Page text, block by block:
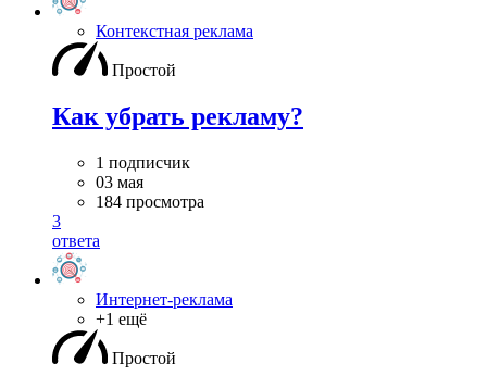
Контекстная реклама
Простой
Как убрать рекламу?
1 подписчик
03 мая
184 просмотра
3
ответа
Интернет-реклама
+1 ещё
Простой